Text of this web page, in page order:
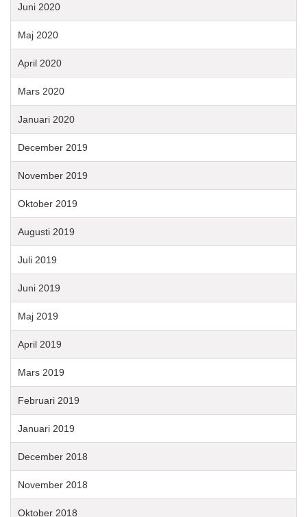
Juni 2020
Maj 2020
April 2020
Mars 2020
Januari 2020
December 2019
November 2019
Oktober 2019
Augusti 2019
Juli 2019
Juni 2019
Maj 2019
April 2019
Mars 2019
Februari 2019
Januari 2019
December 2018
November 2018
Oktober 2018